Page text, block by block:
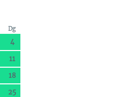
Dg
4
11
18
25